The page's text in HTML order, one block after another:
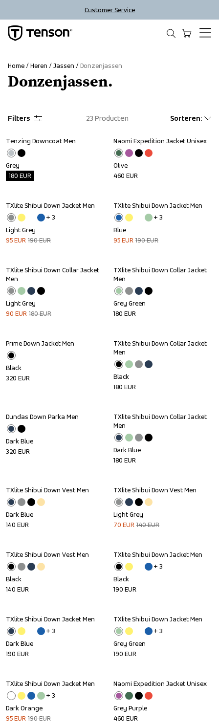
Customer Service
Home Heren Jassen Donzenjassen
Donzenjassen.
Filters 23 Producten Sorteren:
Outlet
Tenzing Downcoat Men
Grey
180 EUR
Naomi Expedition Jacket Unisex
Olive
460 EUR
Sale
TXlite Shibui Down Jacket Men
+ 3
Light Grey
95EUR 190EUR
Sale
TXlite Shibui Down Jacket Men
+ 3
Blue
95EUR 190EUR
Sale
TXlite Shibui Down Collar Jacket
Men
Light Grey
90 EUR 180EUR
TXlite Shibui Down Collar Jacket
Men
Grey Green
180 EUR
Prime Down Jacket Men
Black
320 EUR
TXlite Shibui Down Collar Jacket
Men
Black
180 EUR
Dundas Down Parka Men
Dark Blue
320 EUR
TXlite Shibui Down Collar Jacket
Men
Dark Blue
180 EUR
TXlite Shibui Down Vest Men
Dark Blue
140 EUR
Sale
TXlite Shibui Down Vest Men
Light Grey
70 EUR 140EUR
TXlite Shibui Down Vest Men
Black
140 EUR
TXlite Shibui Down Jacket Men
+ 3
Black
190 EUR
TXlite Shibui Down Jacket Men
+ 3
Dark Blue
190 EUR
TXlite Shibui Down Jacket Men
+ 3
Grey Green
190 EUR
Sale
TXlite Shibui Down Jacket Men
+ 3
Dark Orange
95EUR 190EUR
Naomi Expedition Jacket Unisex
Grey Purple
460 EUR